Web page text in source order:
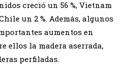
creció un 56 %, Vietnam
un 2 %. Además, algunos
aumentos en
ellos la madera aserrada,
perfiladas.